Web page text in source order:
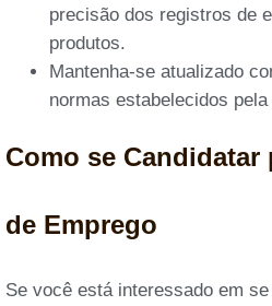
precisão dos registros de
produtos.
Mantenha-se atualizado
normas estabelecidos
Como se Candidatar
de Emprego
Se você está interessado em